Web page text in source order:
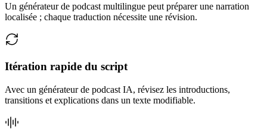
Un générateur de podcast multilingue peut préparer une narration
localisée ; chaque traduction nécessite une révision.
Itération rapide du script
Avec un générateur de podcast IA, révisez les introductions,
transitions et explications dans un texte modifiable.